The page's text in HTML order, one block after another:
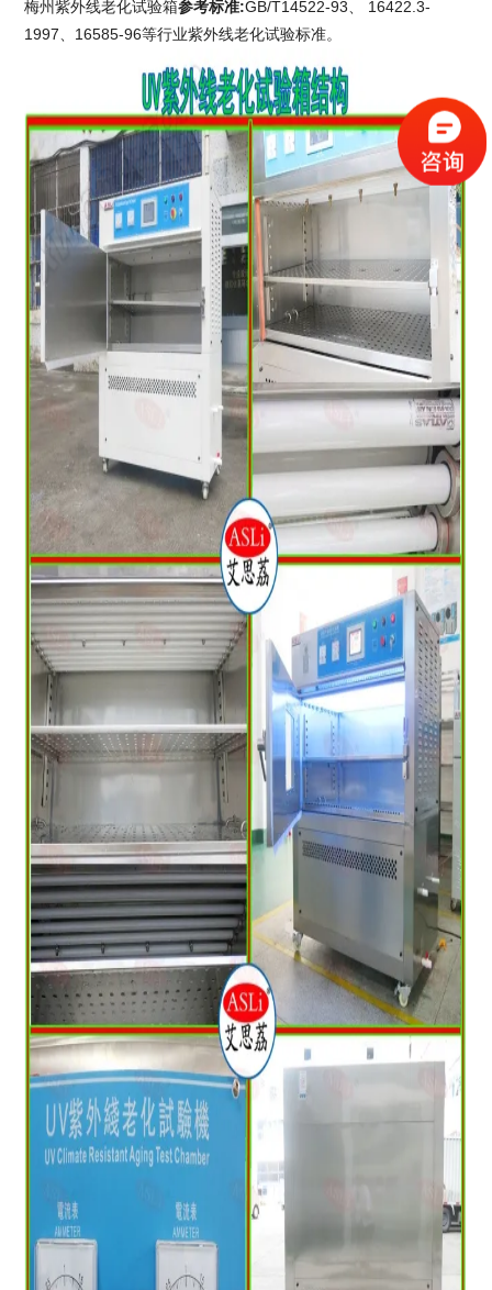
梅州紫外线老化试验箱参考标准:GB/T14522-93、 16422.3-
1997、16585-96等行业紫外线老化试验标准。